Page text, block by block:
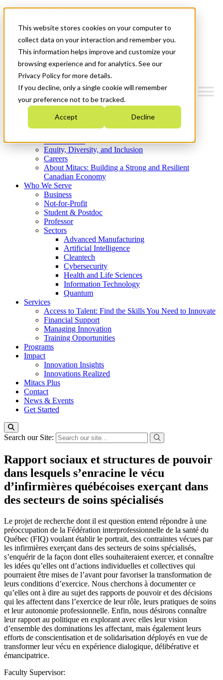
This website stores cookies on your computer to
collect data on your interaction and remember you.
This information helps improve and customize your
browsing experience and for analytics. See our
Privacy Policy for more details.
If you decline, only a single cookie will remember
your preference not to be tracked.
Accept Decline
News & Events
Get Started
Menu
Who We Are
Strategic Plan 2026-2030
What We Do
Equity, Diversity, and Inclusion
Careers
About Mitacs: Building a Strong and Resilient
Canadian Economy
Who We Serve
Business
Not-for-Profit
Student & Postdoc
Professor
Sectors
Advanced Manufacturing
Artificial Intelligence
Cleantech
Cybersecurity
Health and Life Sciences
Information Technology
Quantum
Services
Access to Talent: Find the Skills You Need to Innovate
Financial Support
Managing Innovation
Training Opportunities
Programs
Impact
Innovation Insights
Innovations Realized
Mitacs Plus
Contact
News & Events
Get Started
Search our Site:
Rapport sociaux et structures de pouvoir
dans lesquels s’enracine le vécu
d’infirmières québécoises exerçant dans
des secteurs de soins spécialisés
Le projet de recherche dont il est question entend répondre à une
préoccupation de la Fédération interprofessionnelle de la santé du
Québec (FIQ) voulant établir le portrait, des contraintes vécues par
les infirmières exerçant dans des secteurs de soins spécialisés,
s’enquérir de la façon dont elles souhaiteraient exercer, et connaître
les idées qu’elles ont d’actions individuelles et collectives qui
pourraient être mises de l’avant pour favoriser la transformation de
leurs conditions d’exercice. Nous cherchons à documenter ce
qu’elles ont à dire au sujet des rapports de pouvoir et des décisions
qui les affectent dans l’exercice de leur rôle, leurs pratiques de soins
et leur autonomie professionnelle. Enfin, nous désirons connaître
leur rapport au politique en explorant avec elles leur vision
d’ensemble des dominations les affectant, mais également leurs
efforts de conscientisation et de solidarisation déployés en vue de
transformer leur vécu en expérience dialogique, délibérative et
émancipatrice.
Faculty Supervisor: